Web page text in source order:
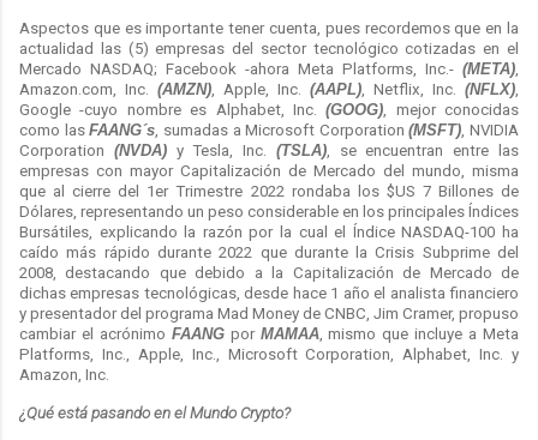
Aspectos que es importante tener cuenta, pues recordemos que en la
actualidad las (5) empresas del sector tecnológico cotizadas en el
Mercado NASDAQ; Facebook -ahora Meta Platforms, Inc.- (META)
Amazon.com, Inc. (AMZN) , Apple, Inc. (AAPL) , Netflix, Inc. (NFLX)
Google -cuyo nombre es Alphabet, Inc.(GOOG) , mejor conocidas
como lasFAANG´s , sumadas a Microsoft Corporation(MSFT) , NVIDIA
Corporation (NVDA)y Tesla, Inc. (TSLA), se encuentran entre las
empresas con mayor Capitalización de Mercado del mundo, misma
que al cierre del 1er Trimestre 2022 rondaba los $US 7 Billones de
Dólares, representando un peso considerable en los principales Índices
Bursátiles, explicando la razón por la cual el Índice NASDAQ-100 ha
caído más rápido durante 2022 que durante la Crisis Subprime del
2008, destacando que debido a la Capitalización de Mercado de
dichas empresas tecnológicas, desde hace 1 año el analista financiero
y presentador del programa Mad Money de CNBC, Jim Cramer, propuso
cambiar el acrónimo FAANGpor MAMAA, mismo que incluye a Meta
Platforms, Inc., Apple, Inc., Microsoft Corporation, Alphabet, Inc. y
Amazon, Inc.
¿Qué está pasando en el Mundo Crypto?